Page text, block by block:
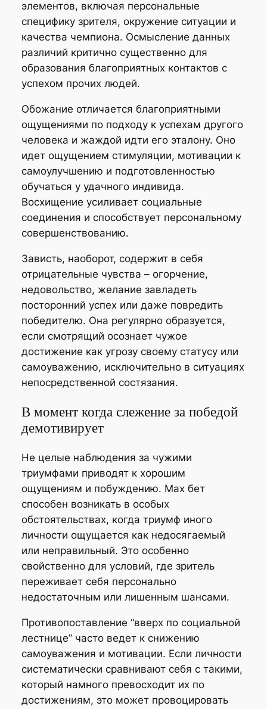
элементов, включая персональные
специфику зрителя, окружение ситуации и
качества чемпиона. Осмысление данных
различий критично существенно для
образования благоприятных контактов с
успехом прочих людей.
Обожание отличается благоприятными
ощущениями по подходу к успехам другого
человека и жаждой идти его эталону. Оно
идет ощущением стимуляции, мотивации к
самоулучшению и подготовленностью
обучаться у удачного индивида.
Восхищение усиливает социальные
соединения и способствует персональному
совершенствованию.
Зависть, наоборот, содержит в себя
отрицательные чувства – огорчение,
недовольство, желание завладеть
посторонний успех или даже повредить
победителю. Она регулярно образуется,
если смотрящий осознает чужое
достижение как угрозу своему статусу или
самоуважению, исключительно в ситуациях
непосредственной состязания.
В момент когда слежение за победой
демотивирует
Не целые наблюдения за чужими
триумфами приводят к хорошим
ощущениям и побуждению. Мах бет
способен возникать в особых
обстоятельствах, когда триумф иного
личности ощущается как недосягаемый
или неправильный. Это особенно
свойственно для условий, где зритель
переживает себя персонально
недостаточным или лишенным шансами.
Противопоставление “вверх по социальной
лестнице” часто ведет к снижению
самоуважения и мотивации. Если личности
систематически сравнивают себя с такими,
который намного превосходит их по
достижениям, это может провоцировать